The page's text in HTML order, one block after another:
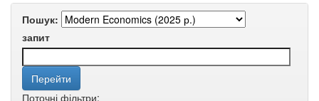
Пошук:
запит
Поточні фільтри: